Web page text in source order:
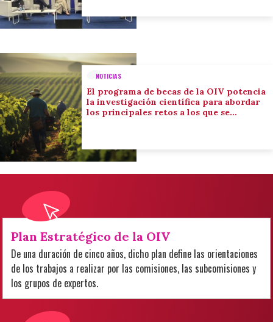
NOTICIAS
El programa de becas de la OIV potencia
la investigación científica para abordar
los principales retos a los que se
Plan Estratégico de la OIV
De una duración de cinco años, dicho plan define las orientaciones
de los trabajos a realizar por las comisiones, las subcomisiones y
los grupos de expertos.